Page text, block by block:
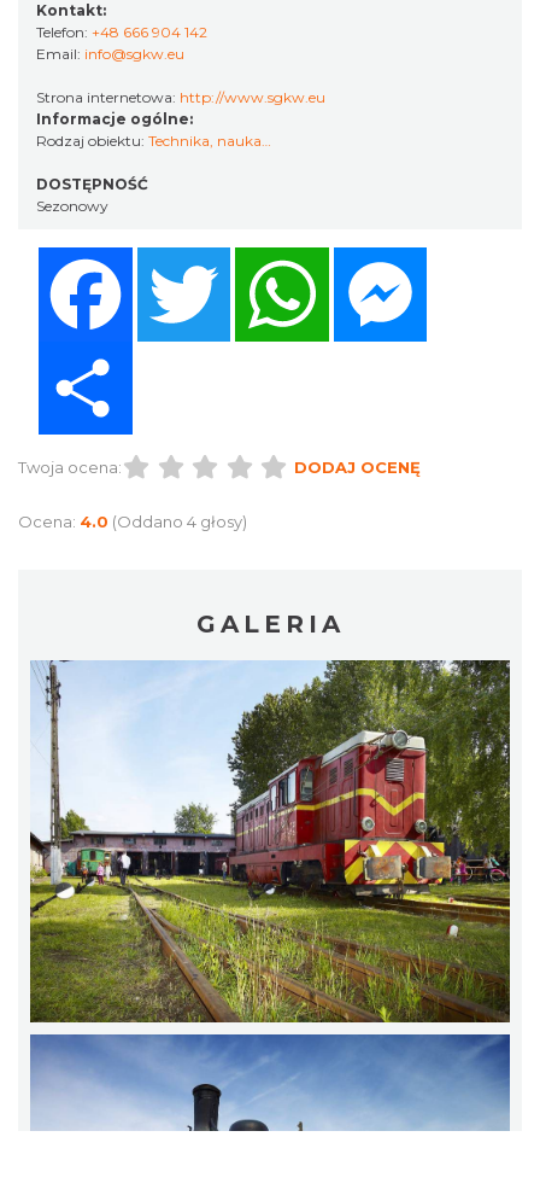
Kontakt:
Telefon: +48 666 904 142
Email: info@sgkw.eu
Strona internetowa: http://www.sgkw.eu
Informacje ogólne:
Rodzaj obiektu: Technika, nauka…
DOSTĘPNOŚĆ
Sezonowy
Twitter WhatsApp
Twoja ocena: DODAJ OCENĘ
Ocena: 4.0 (Oddano 4 głosy)
GALERIA